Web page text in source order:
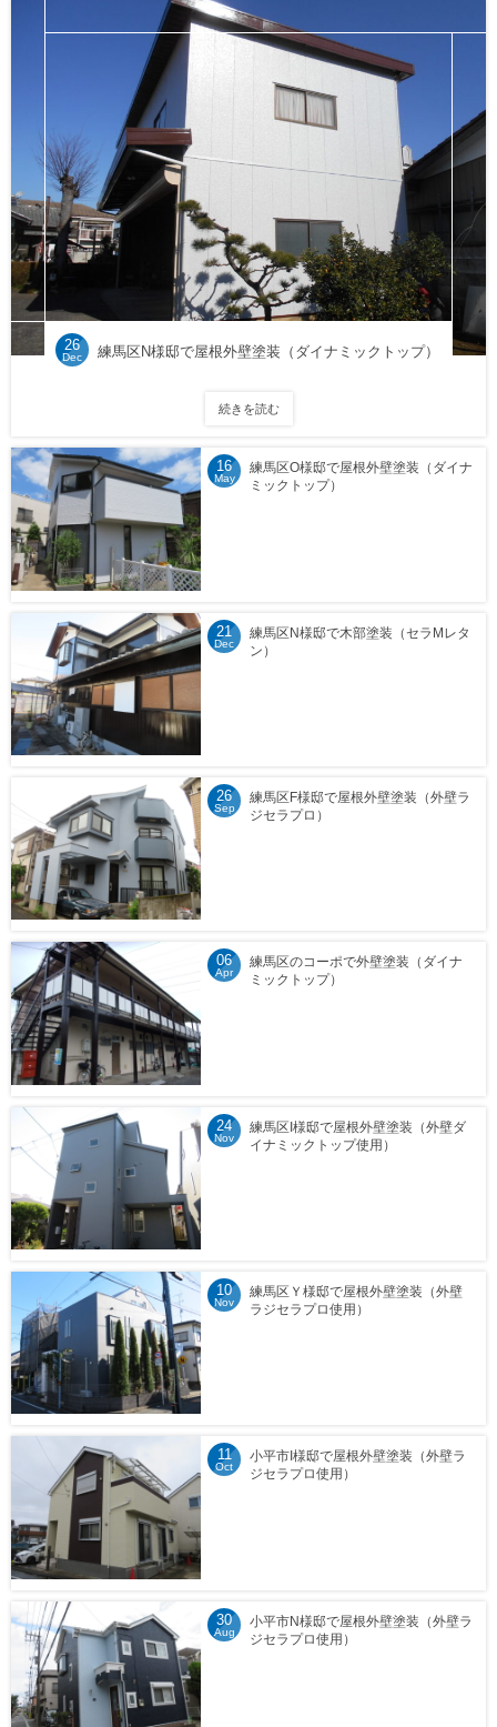
26
Dec 練馬区N様邸で屋根外壁塗装（ダイナミックトップ）
続きを読む
16
May
練馬区O様邸で屋根外壁塗装（ダイナ
ミックトップ）
21
Dec
練馬区N様邸で木部塗装（セラMレタ
ン）
26
Sep
練馬区F様邸で屋根外壁塗装（外壁ラ
ジセラプロ）
06
Apr
練馬区のコーポで外壁塗装（ダイナ
ミックトップ）
24
Nov
練馬区I様邸で屋根外壁塗装（外壁ダ
イナミックトップ使用）
10
Nov
練馬区Ｙ様邸で屋根外壁塗装（外壁
ラジセラプロ使用）
11
Oct
小平市I様邸で屋根外壁塗装（外壁ラ
ジセラプロ使用）
30
Aug
小平市N様邸で屋根外壁塗装（外壁ラ
ジセラプロ使用）